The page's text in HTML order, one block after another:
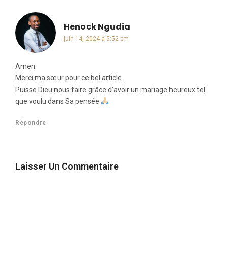
Henock Ngudia
juin 14, 2024 à 5:52 pm
Amen
Merci ma sœur pour ce bel article.
Puisse Dieu nous faire grâce d’avoir un mariage heureux tel
que voulu dans Sa pensée
Répondre
Laisser Un Commentaire